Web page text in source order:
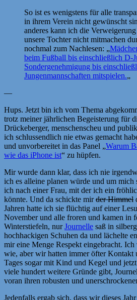
So ist es wenigstens für alle
in ihrem Verein nicht gewünscht
anderes kann ich die Verweigerung
unsere Tochter nicht mitmachen
nochmal zum Nachlesen: „
beim Fußball bis einschließlich D-
Sondergenehmigung bis
Jungenmannschaften mitspielen.„
—
Hups. Jetzt bin ich vom Thema
trotz meiner jährlichen Begeisterung für
Drückeberger, menschenscheu und
ich schlussendlich nie etwas gemacht
und unvorbereitet in das Panel „Warum
wie das iPhone ist“ zu hüpfen.
Mir wurde dann klar, dass ich nie
ich es alleine planen würde und um mich
ich nach einer Frau, mit der ich ein
könnte. Und da schickte mirder Himmel
Jahren hatte ich sie flüchtig auf einer
November und alle froren und kamen in
Winterstiefeln, nurJournelle saß in
hochhackigen Schuhen da und lächelte
mir eine Menge Respekt eingebracht.
wie, aber wir hatten immer öfter Kontakt
Tages sogar mit Kind und Kegel und
viele hundert weitere Gründe gibt,
voran ihren robusten und
Jedenfalls ergab sich, dass wir dieses